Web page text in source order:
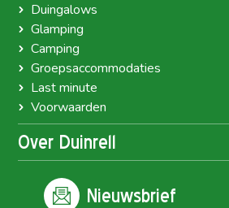
Duingalows
Glamping
Camping
Groepsaccommodaties
Last minute
Voorwaarden
Over Duinrell
Nieuwsbrief